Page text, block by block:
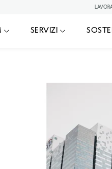
SERVIZI
-